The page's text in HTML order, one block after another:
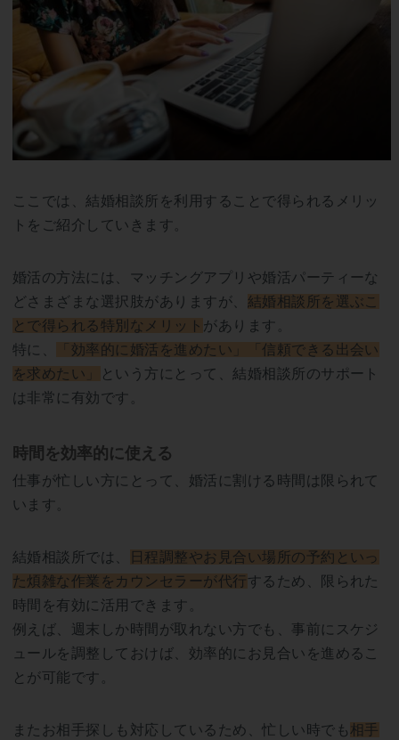
ここでは、結婚相談所を利用することで得られるメリッ
トをご紹介していきます。
婚活の方法には、マッチングアプリや婚活パーティーな
どさまざまな選択肢がありますが、 結婚相談所を選ぶこ
とで得られる特別なメリット があります。
特に、
「効率的に婚活を進めたい」「信頼できる出会い
を求めたい」
という方にとって、結婚相談所のサポート
は非常に有効です。
時間を効率的に使える
仕事が忙しい方にとって、婚活に割ける時間は限られて
います。
結婚相談所では、
日程調整やお見合い場所の予約といっ
た煩雑な作業をカウンセラーが代行 するため、限られた
時間を有効に活用できます。
例えば、週末しか時間が取れない方でも、事前にスケジ
ュールを調整しておけば、効率的にお見合いを進めるこ
とが可能です。
またお相手探しも対応しているため、忙しい時でも 相手